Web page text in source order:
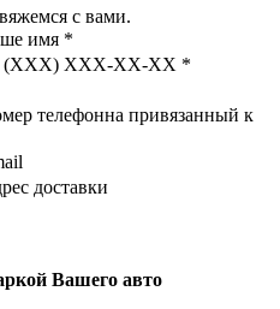
с вами.
имя *
(XXX) XXX-XX-XX *
телефонна привязанный к
доставки
Вашего авто